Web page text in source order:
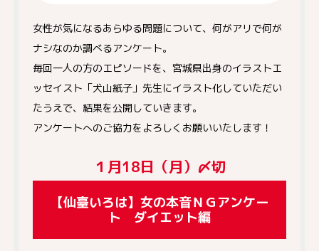
女性が気になるあらゆる問題について、何がアリで何が
ナシなのか調べるアンケート。
毎回一人の方のエピソードを、宮城県出身のイラストエ
ッセイスト「犬山紙子」先生にイラスト化していただい
たうえで、結果を公開していきます。
アンケートへのご協力をよろしくお願いいたします！
１月18日（月）〆切
【仙臺いろは】女の本音ＮＧアンケー
ト ダイエット編